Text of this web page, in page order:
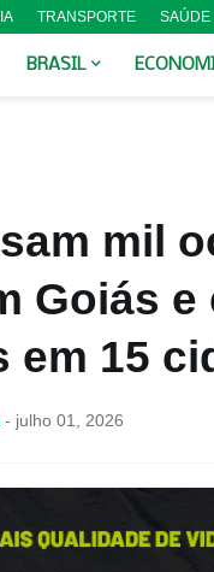
TRANSPORTE SAÚDE
BRASIL
mil
Goiás
em 15
- julho 01, 2026